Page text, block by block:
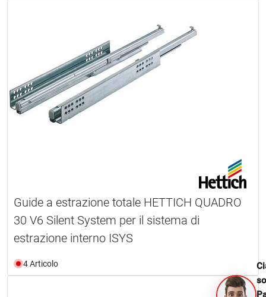
Guide a estrazione totale HETTICH QUADRO
30 V6 Silent System per il sistema di
estrazione interno ISYS
4 Articolo